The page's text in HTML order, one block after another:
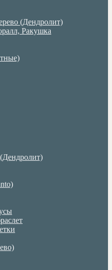
(Дендролит)
Ракушка